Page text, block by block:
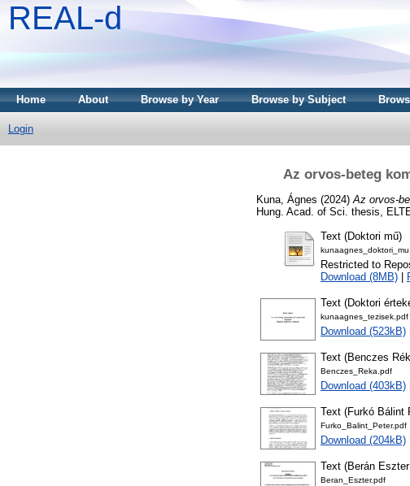
REAL-d
Home About Browse by Year Browse by Subject
Login
Az orvos-beteg
Kuna, Ágnes (2024) Az orvos-
Hung. Acad. of Sci. thesis,
Text (Doktori mű)
Restricted to
Download (8MB)
Text (Doktori
kunaagnes_tezisek.pdf
Download (523kB)
Text (Benczes
Benczes_Reka.pdf
Download (403kB)
Text (Furkó Bálint
Furko_Balint_Peter.pdf
Download (204kB)
Text (Berán
Beran_Eszter.pdf